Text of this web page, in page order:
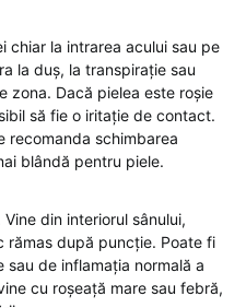
chiar la intrarea acului sau pe
la duș, la transpirație sau
zona. Dacă pielea este roșie
să fie o iritație de contact.
recomanda schimbarea
blândă pentru piele.
din interiorul sânului,
rămas după puncție. Poate fi
de inflamația normală a
cu roșeață mare sau febră,